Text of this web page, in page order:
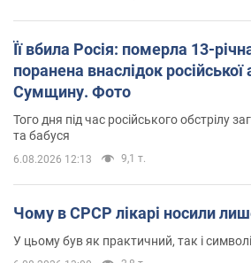
Її вбила Росія: померла 13-
поранена внаслідок російської
Сумщину. Фото
Того дня під час російського обстрілу
та бабуся
6.08.2026 12:13 9,1 т.
Чому в СРСР лікарі носили
У цьому був як практичний, так і